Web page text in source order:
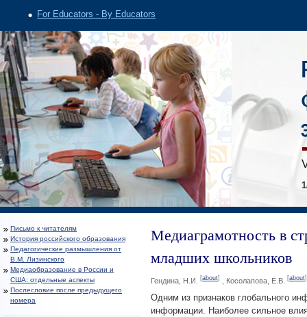
For Educators - By Educators
Письмо к читателям
История российского образования
Педагогические размышления от
В.М. Лизинского
Медиаобразование в России и
США: отдельные аспекты
Послесловие после предыдущего
номера
Медиаграмотность в
младших школьников
Гендина, Н.И. [about] , Косолапова, Е.В. [about]
Одним из признаков глобального
информации. Наиболее сильное